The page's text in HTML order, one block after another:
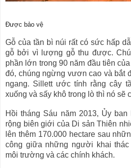
Được bảo vệ
Gỗ của tần bì núi rất có sức hấp
gỗ bởi vì lượng gỗ thu được.
phần lớn trong 90 năm đầu tiên
đó, chúng ngừng vươn cao và bắt
ngang. Sillett ước tính rằng cây
xuống và sấy khô trong lò thì nó sẽ
Hồi tháng Sáu năm 2013, Ủy
rộng biên giới của Di sản Thiên
lên thêm 170.000 hectare sau
công giữa những người khai
môi trường và các chính khách.